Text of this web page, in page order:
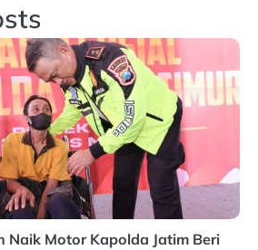
Naik Motor Kapolda Jatim Beri